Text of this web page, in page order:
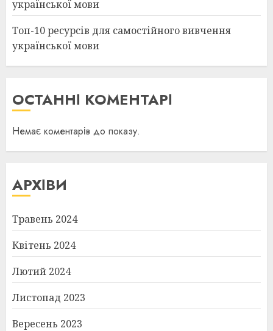
української мови
Топ-10 ресурсів для самостійного вивчення
української мови
ОСТАННІ КОМЕНТАРІ
Немає коментарів до показу.
АРХІВИ
Травень 2024
Квітень 2024
Лютий 2024
Листопад 2023
Вересень 2023